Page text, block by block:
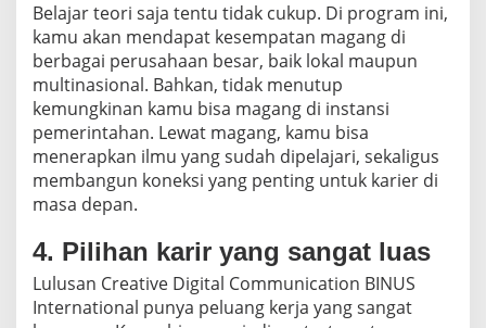
Belajar teori saja tentu tidak cukup. Di program ini,
kamu akan mendapat kesempatan magang di
berbagai perusahaan besar, baik lokal maupun
multinasional. Bahkan, tidak menutup
kemungkinan kamu bisa magang di instansi
pemerintahan. Lewat magang, kamu bisa
menerapkan ilmu yang sudah dipelajari, sekaligus
membangun koneksi yang penting untuk karier di
masa depan.
4. Pilihan karir yang sangat luas
Lulusan Creative Digital Communication BINUS
International punya peluang kerja yang sangat